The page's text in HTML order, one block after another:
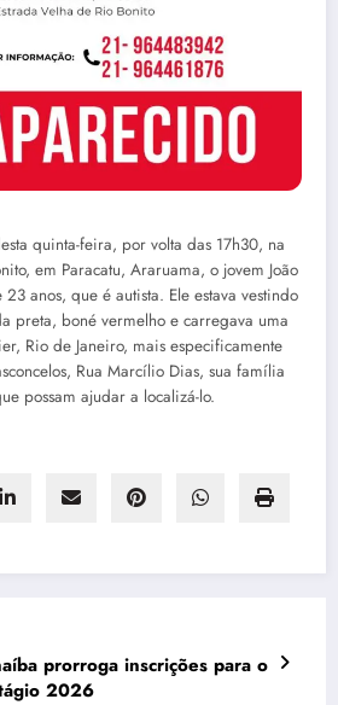
quinta-feira, por volta das 17h30, na
em Paracatu, Araruama, o jovem João
23 anos, que é autista. Ele estava vestindo
preta, boné vermelho e carregava uma
Rio de Janeiro, mais especificamente
Rua Marcílio Dias, sua família
possam ajudar a localizá-lo.
prorroga inscrições para o
2026